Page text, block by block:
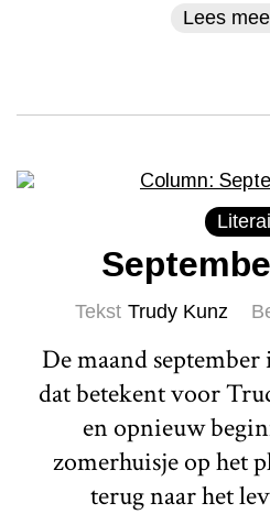
Lees
Tekst Trudy Kunz
De maand
dat betekent voor
en opnieuw
zomerhuisje op het
terug naar het